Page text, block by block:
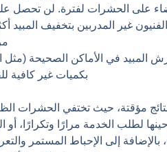
على الحشرات لفترة. لن تحصل
غير المدربين بتخفيف المبيد
رش المبيد في الأماكن الصحيحة
بكميات غير كافية
مؤقتة، حيث تختفي الحشرات
لطلب الخدمة مرارًا وتكرارًا،
إلى الإحباط المستمر